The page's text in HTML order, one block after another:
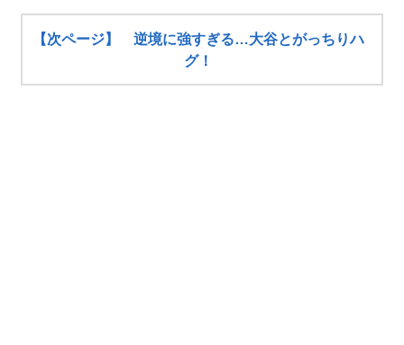
【次ページ】 逆境に強すぎる…大谷とがっちりハ
グ！